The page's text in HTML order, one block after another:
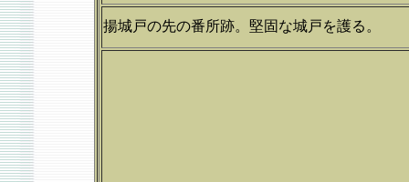
揚城戸の先の番所跡。堅固な城戸を護る。